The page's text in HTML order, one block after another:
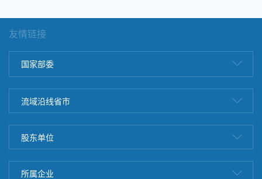
友情链接
国家部委
流域沿线省市
股东单位
所属企业